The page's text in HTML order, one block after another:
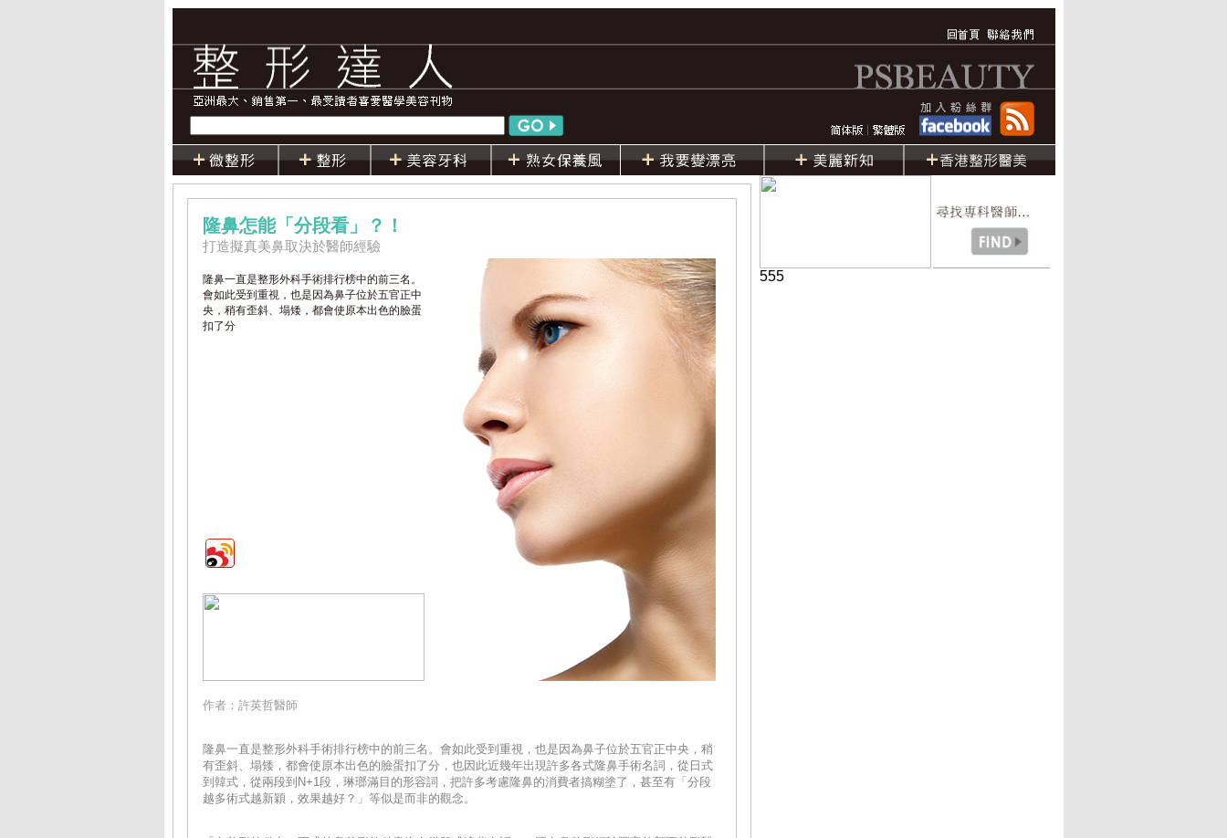
隆鼻怎能「分段看」？！
打造擬真美鼻取決於醫師經驗
隆鼻一直是整形外科手術排行榜中的前三名。
會如此受到重視，也是因為鼻子位於五官正中
央，稍有歪斜、塌矮，都會使原本出色的臉蛋
扣了分
作者：許英哲醫師
隆鼻一直是整形外科手術排行榜中的前三名。會如此受到重視，也是因為鼻子位於五官正中央，稍
有歪斜、塌矮，都會使原本出色的臉蛋扣了分，也因此近幾年出現許多各式隆鼻手術名詞，從日式
到韓式，從兩段到N+1段，琳瑯滿目的形容詞，把許多考慮隆鼻的消費者搞糊塗了，甚至有「分段
越多術式越新穎，效果越好？」等似是而非的觀念。
555